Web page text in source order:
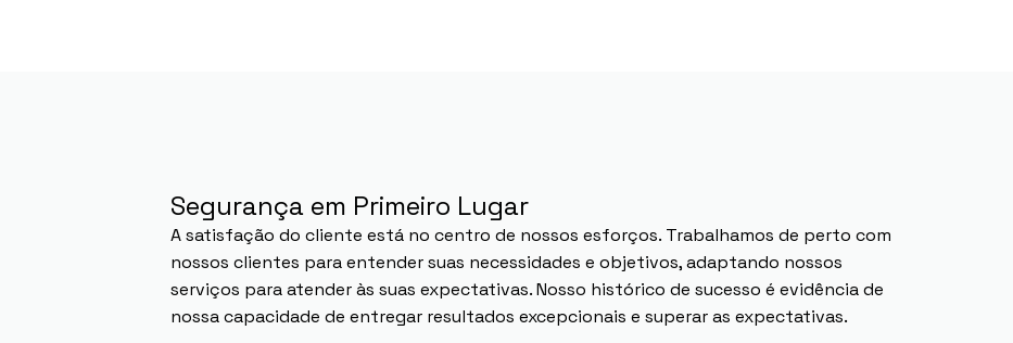
Segurança em Primeiro Lugar
A satisfação do cliente está no centro de nossos esforços. Trabalhamos de perto com
nossos clientes para entender suas necessidades e objetivos, adaptando nossos
serviços para atender às suas expectativas. Nosso histórico de sucesso é evidência de
nossa capacidade de entregar resultados excepcionais e superar as expectativas.